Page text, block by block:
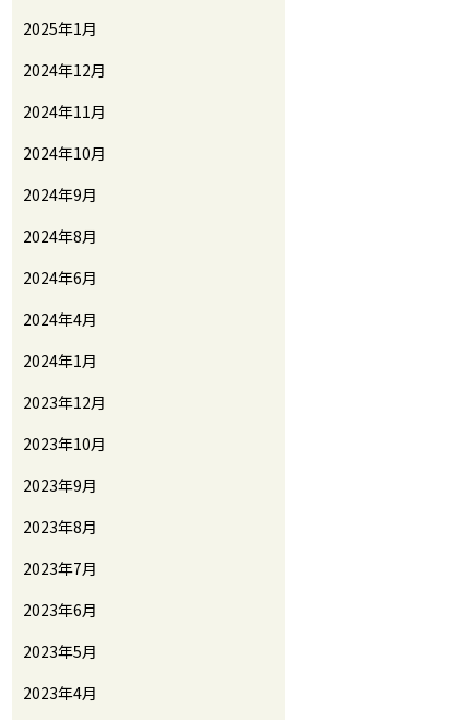
2025年1月
2024年12月
2024年11月
2024年10月
2024年9月
2024年8月
2024年6月
2024年4月
2024年1月
2023年12月
2023年10月
2023年9月
2023年8月
2023年7月
2023年6月
2023年5月
2023年4月